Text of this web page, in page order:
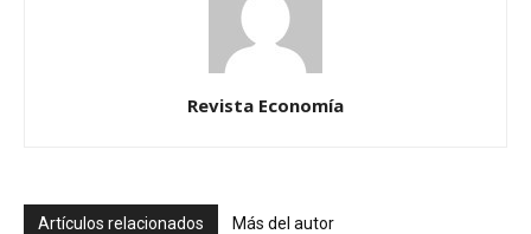
Revista Economía
Artículos relacionados Más del autor